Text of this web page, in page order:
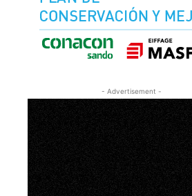
- Advertisement -